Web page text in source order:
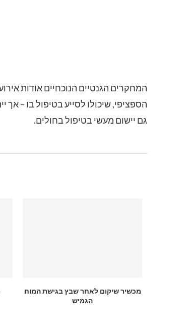
המחקרים הגנטיים הנוכחיים אודות
הספציפי, שיכולו לסייע בטיפול בו –
גם יישום מעשי בטיפול בחולים.
מכשיר שיקום לאחר שבץ בגישת המוח
הגמיש